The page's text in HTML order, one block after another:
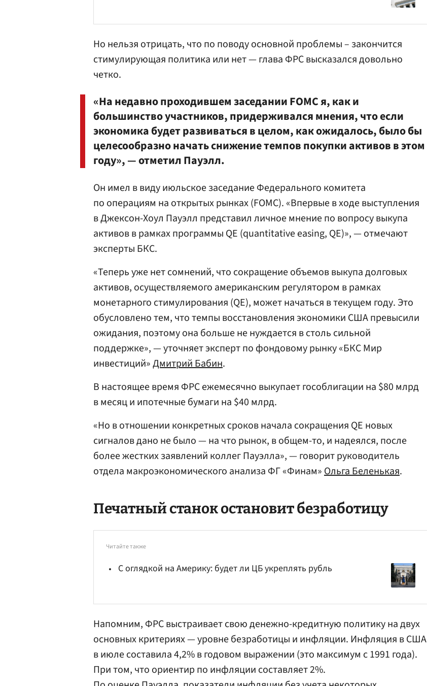
Но нельзя отрицать, что по поводу основной проблемы – закончится
стимулирующая политика или нет — глава ФРС высказался довольно
четко.
«На недавно проходившем заседании FOMC я, как и
большинство участников, придерживался мнения, что если
экономика будет развиваться в целом, как ожидалось, было бы
целесообразно начать снижение темпов покупки активов в этом
году», — отметил Пауэлл.
Он имел в виду июльское заседание Федерального комитета
по операциям на открытых рынках (FOMC). «Впервые в ходе выступления
в Джексон-Хоул Пауэлл представил личное мнение по вопросу выкупа
активов в рамках программы QE (quantitative easing, QE)», — отмечают
эксперты БКС.
«Теперь уже нет сомнений, что сокращение объемов выкупа долговых
активов, осуществляемого американским регулятором в рамках
монетарного стимулирования (QE), может начаться в текущем году. Это
обусловлено тем, что темпы восстановления экономики США превысили
ожидания, поэтому она больше не нуждается в столь сильной
поддержке», — уточняет эксперт по фондовому рынку «БКС Мир
инвестиций»Дмитрий Бабин.
В настоящее время ФРС ежемесячно выкупает гособлигации на $80 млрд
в месяц и ипотечные бумаги на $40 млрд.
«Но в отношении конкретных сроков начала сокращения QE новых
сигналов дано не было — на что рынок, в общем-то, и надеялся, после
более жестких заявлений коллег Пауэлла», — говорит руководитель
отдела макроэкономического анализа ФГ «Финам»Ольга Беленькая.
Печатный станок остановит безработицу
Читайте также
С оглядкой на Америку: будет ли ЦБ укреплять рубль
Напомним, ФРС выстраивает свою денежно-кредитную политику на двух
основных критериях — уровне безработицы и инфляции. Инфляция в США
в июле составила 4,2% в годовом выражении (это максимум с 1991 года).
При том, что ориентир по инфляции составляет 2%.